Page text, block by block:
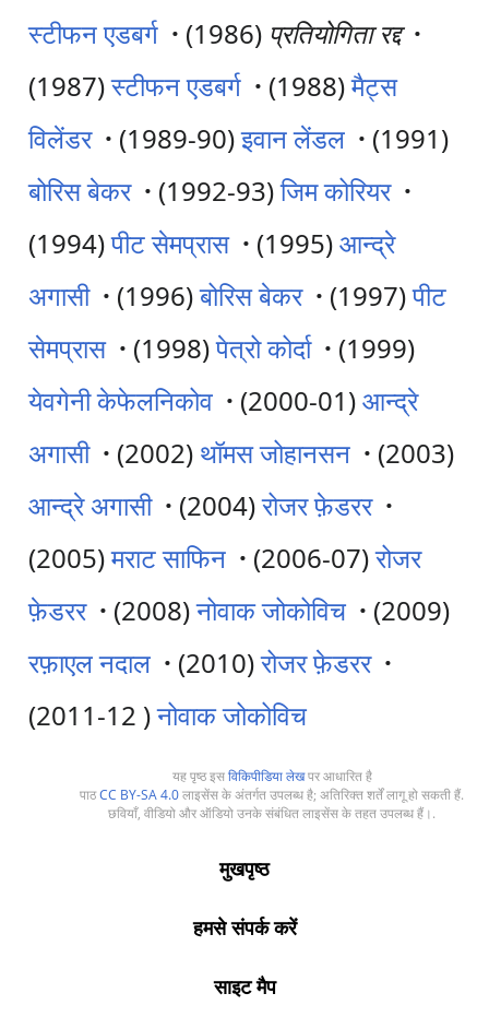
स्टीफन एडबर्ग · (1986) प्रतियोगिता रद्द ·
(1987)स्टीफन एडबर्ग · (1988)मैट्स
विलेंडर · (1989-90)इवान लेंडल · (1991)
बोरिस बेकर · (1992-93)जिम कोरियर ·
(1994)पीट सेमप्रास · (1995)आन्द्रे
अगासी · (1996)बोरिस बेकर · (1997)पीट
सेमप्रास · (1998)पेत्रो कोर्दा · (1999)
येवगेनी केफेलनिकोव · (2000-01)आन्द्रे
अगासी · (2002) थॉमस जोहानसन · (2003)
आन्द्रे अगासी · (2004)रोजर फ़ेडरर ·
(2005)मराट साफिन · (2006-07)रोजर
फ़ेडरर · (2008)नोवाक जोकोविच · (2009)
रफ़ाएल नदाल · (2010)रोजर फ़ेडरर ·
(2011-12 )नोवाक जोकोविच
यह पृष्ठ इसविकिपीडिया लेखपर आधारित है
पाठCC BY-SA 4.0लाइसेंस के अंतर्गत उपलब्ध है; अतिरिक्त शर्तें लागू हो सकती हैं.
छवियाँ, वीडियो और ऑडियो उनके संबंधित लाइसेंस के तहत उपलब्ध हैं।.
मुखपृष्ठ
हमसे संपर्क करें
साइट मैप